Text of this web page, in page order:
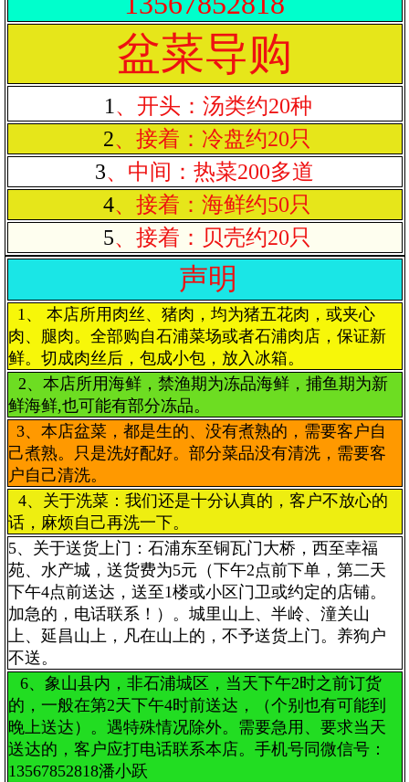
盆菜导购
1 、开头：汤类约20种
2、接着：冷盘约20只
3、中间：热菜200多道
4、接着：海鲜约50只
5、接着：贝壳约20只
声明
1、 本店所用肉丝、猪肉，均为猪五花肉，或夹心
肉、腿肉。全部购自石浦菜场或者石浦肉店，保证新
鲜。切成肉丝后，包成小包，放入冰箱。
2、本店所用海鲜，禁渔期为冻品海鲜，捕鱼期为新
鲜海鲜,也可能有部分冻品。
3、本店盆菜，都是生的、没有煮熟的，需要客户自
己煮熟。只是洗好配好。部分菜品没有清洗，需要客
户自己清洗。
4、关于洗菜：我们还是十分认真的，客户不放心的
话，麻烦自己再洗一下。
5、关于送货上门：石浦东至铜瓦门大桥，西至幸福
苑、水产城，送货费为5元（下午2点前下单，第二天
下午4点前送达，送至1楼或小区门卫或约定的店铺。
加急的，电话联系！）。城里山上、半岭、潼关山
上、延昌山上，凡在山上的，不予送货上门。养狗户
不送。
6、象山县内，非石浦城区，当天下午2时之前订货
的，一般在第2天下午4时前送达，（个别也有可能到
晚上送达）。遇特殊情况除外。需要急用、要求当天
送达的，客户应打电话联系本店。手机号同微信号：
13567852818潘小跃